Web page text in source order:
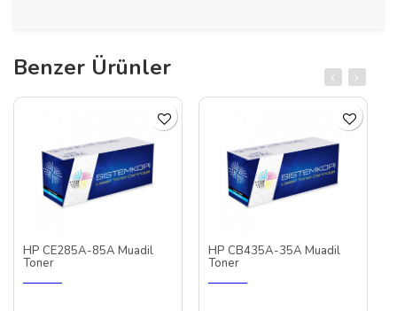
Benzer Ürünler
HP CE285A-85A Muadil
Toner
HP CB435A-35A Muadil
Toner